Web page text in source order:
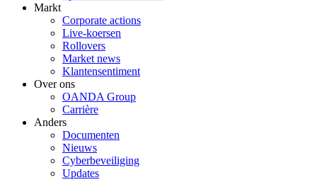
Markt
Corporate actions
Live-koersen
Rollovers
Market news
Klantensentiment
Over ons
OANDA Group
Carrière
Anders
Documenten
Nieuws
Cyberbeveiliging
Updates